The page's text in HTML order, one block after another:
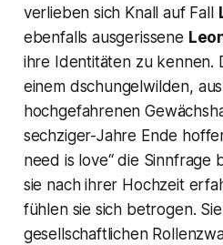
verlieben sich Knall auf Fall
ebenfalls ausgerissene
ihre Identitäten zu kennen.
einem dschungelwilden,
hochgefahrenen
sechziger-Jahre Ende
need is love“die Sinnfrage
sie nach ihrer Hochzeit
fühlen sie sich betrogen.
gesellschaftlichen